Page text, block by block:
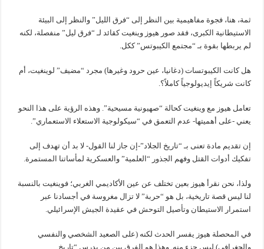
ثمة، هنا، فجوة مفاهيمية بين النظر إلى “فرق الليل” والنظر إلى البيئة
الاستيطانية الكبرى، فقد صور هيوز وينغيت كقائد لـ “فرق ليل” منفصلة، لكنه
لم يربطها بقوة بـ “مجتمع الكيبوتس” ككل.
هل كانت الكيبوتسات (دغانيا، عين حرود وغيرها) مجرد “مضيف” لوينغيت، أم
كانت شريكاً إيديولوجياً كاملاً؟.
تعامل هيوز مع وينغيت كحالة “صهيونية مسيحية”. وهذه الرؤية على هذا النحو
يعني -على أهميتها- عدم التعمق في “سيكولوجية الاستعلاء الاستعماري”.
إن تقديم مادة تعنى بـ “تاريخ الجلاد”-إن جاز لنا القول- لا بد أن تهدف إلى
تفكيك أدوات القتل وفهم الجذور “العلمية” والعسكرية لمأساتنا المستمرة.
ولذا، نحن نقرأ هيوز بعين تختلف عن عين الأكاديمي الغربي؛ فوينغيت بالنسبة
لنا ليس قصة تاريخية، بل هو “حربة” لا تزال مغروسة في أجسادنا عبر
استمرار الاستيطان وتأصيل التوحش في عقيدة الجيش الإسرائيلي.
في المحصلة هيوز يفسر الحدث لكنه (على الصعيد الشخصي والنفسي
والجغرافي) ليس جزء منه. وهذا هو الفرق بين من يدرس “تاريخ